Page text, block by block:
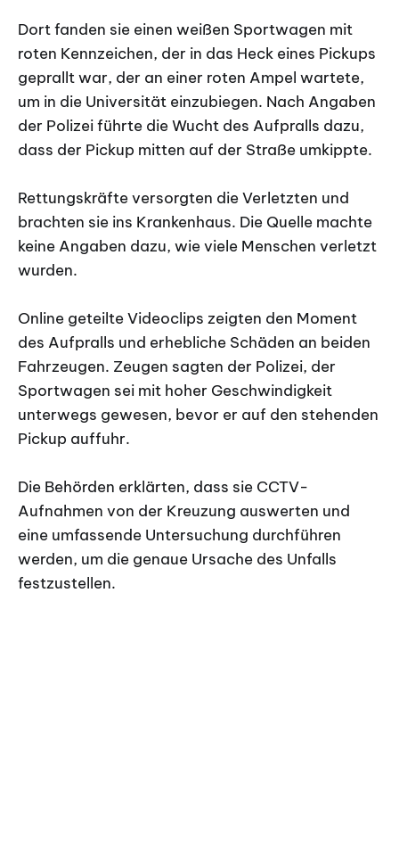
Dort fanden sie einen weißen Sportwagen mit
roten Kennzeichen, der in das Heck eines Pickups
geprallt war, der an einer roten Ampel wartete,
um in die Universität einzubiegen. Nach Angaben
der Polizei führte die Wucht des Aufpralls dazu,
dass der Pickup mitten auf der Straße umkippte.
Rettungskräfte versorgten die Verletzten und
brachten sie ins Krankenhaus. Die Quelle machte
keine Angaben dazu, wie viele Menschen verletzt
wurden.
Online geteilte Videoclips zeigten den Moment
des Aufpralls und erhebliche Schäden an beiden
Fahrzeugen. Zeugen sagten der Polizei, der
Sportwagen sei mit hoher Geschwindigkeit
unterwegs gewesen, bevor er auf den stehenden
Pickup auffuhr.
Die Behörden erklärten, dass sie CCTV-
Aufnahmen von der Kreuzung auswerten und
eine umfassende Untersuchung durchführen
werden, um die genaue Ursache des Unfalls
festzustellen.